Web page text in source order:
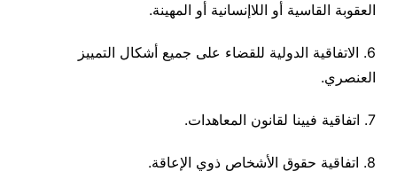
العقوبة القاسية أو اللاإنسانية أو المهينة.
6. الاتفاقية الدولية للقضاء على جميع أشكال التمييز
العنصري.
7. اتفاقية فيينا لقانون المعاهدات.
8. اتفاقية حقوق الأشخاص ذوي الإعاقة.